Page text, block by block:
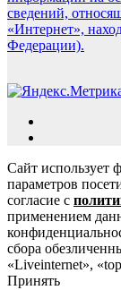
сведений,
«Интернет»,
Федерации).
Сайт использует
параметров
согласие с
применением
сбора
«Liveinternet»,
Принять